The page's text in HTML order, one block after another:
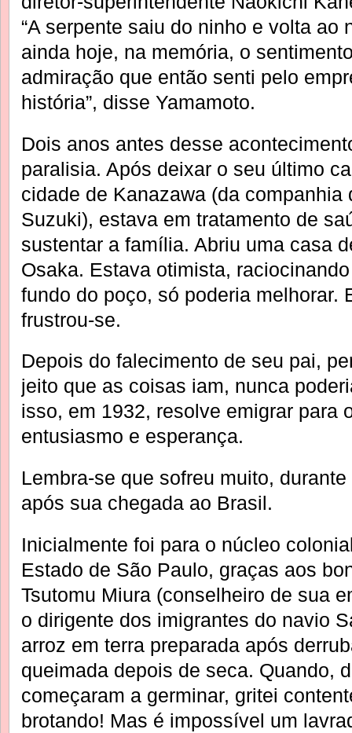
“A serpente saiu do ninho e volta ao
ainda hoje, na memória, o
admiração que então senti pelo
história”, disse Yamamoto.
Dois anos antes desse
paralisia. Após deixar o seu último
cidade de Kanazawa (da companhia
Suzuki), estava em tratamento de
sustentar a família. Abriu uma casa
Osaka. Estava otimista,
fundo do poço, só poderia melhorar.
frustrou-se.
Depois do falecimento de seu pai,
jeito que as coisas iam, nunca
isso, em 1932, resolve emigrar para
entusiasmo e esperança.
Lembra-se que sofreu muito,
após sua chegada ao Brasil.
Inicialmente foi para o núcleo
Estado de São Paulo, graças aos
Tsutomu Miura (conselheiro de sua
o dirigente dos imigrantes do navio
arroz em terra preparada após
queimada depois de seca. Quando,
começaram a germinar, gritei
brotando! Mas é impossível um